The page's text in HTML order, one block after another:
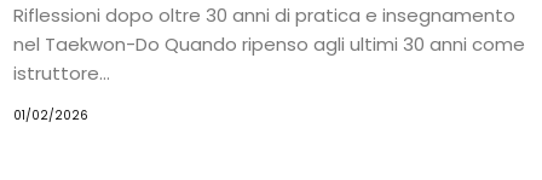
Riflessioni dopo oltre 30 anni di pratica e insegnamento
nel Taekwon-Do Quando ripenso agli ultimi 30 anni come
istruttore...
01/02/2026